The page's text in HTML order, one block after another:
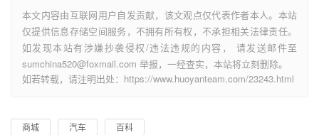
本文内容由互联网用户自发贡献，该文观点仅代表作者本人。本站
仅提供信息存储空间服务，不拥有所有权，不承担相关法律责任。
如发现本站有涉嫌抄袭侵权/违法违规的内容， 请发送邮件至
sumchina520@foxmail.com 举报，一经查实，本站将立刻删除。
如若转载，请注明出处：https://www.huoyanteam.com/23243.html
商城 汽车 百科